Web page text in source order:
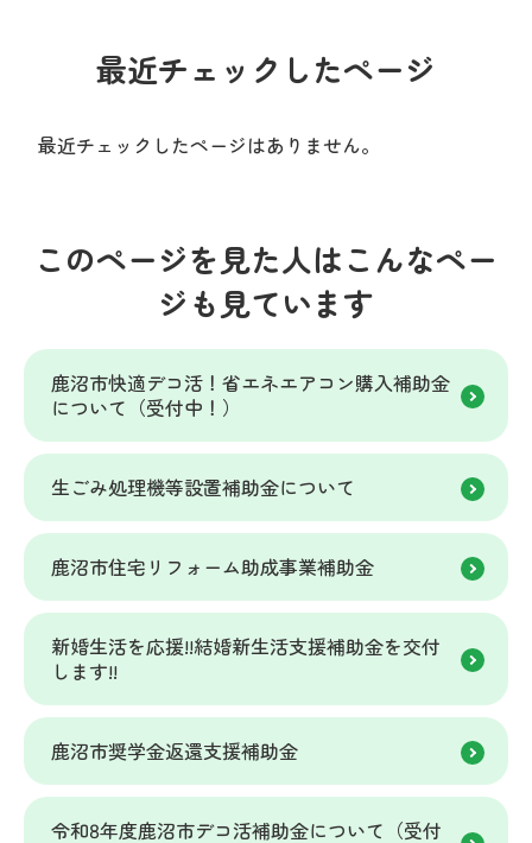
最近チェックしたページ
最近チェックしたページはありません。
このページを見た人はこんなペー
ジも見ています
鹿沼市快適デコ活！省エネエアコン購入補助金
について（受付中！）
生ごみ処理機等設置補助金について
鹿沼市住宅リフォーム助成事業補助金
新婚生活を応援!!結婚新生活支援補助金を交付
します!!
鹿沼市奨学金返還支援補助金
令和8年度鹿沼市デコ活補助金について（受付